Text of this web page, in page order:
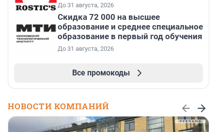
До 31 августа, 2026
Скидка 72 000 на высшее
образование и среднее специальное
образование в первый год обучения
До 31 августа, 2026
Все промокоды
НОВОСТИ КОМПАНИЙ